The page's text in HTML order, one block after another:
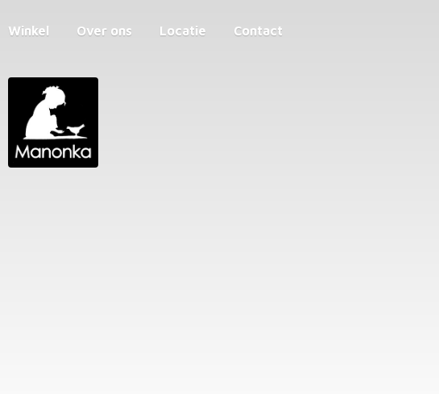
Winkel Over ons Locatie Contact